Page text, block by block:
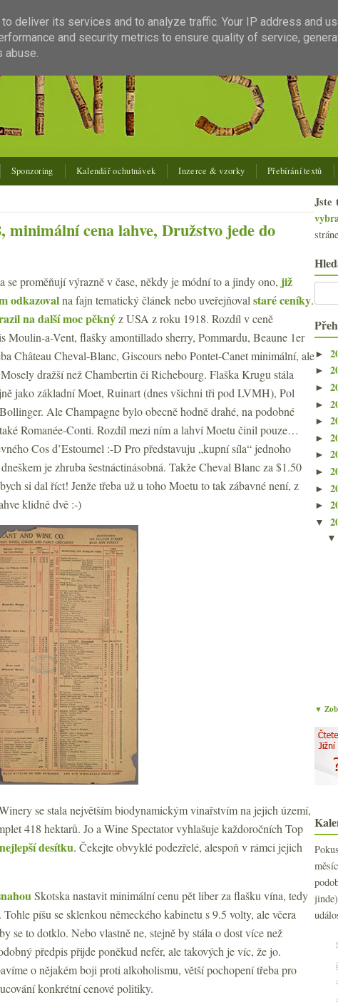
Sponzoring Kalendář ochutnávek Inzerce & vzorky Přebírání textů
minimální cena lahve, Družstvo jede do
se proměňují výrazně v čase, někdy je módní to a jindy ono, již
odkazovalna fajn tematický článek nebo uveřejňoval staré ceníky.
na další moc pěknýz USA z roku 1918. Rozdíl v ceně
Moulin-a-Vent, flašky amontillado sherry, Pommardu, Beaune 1er
Château Cheval-Blanc, Giscours nebo Pontet-Canet minimální, ale
dražší než Chambertin či Richebourg. Flaška Krugu stála
jako základní Moet, Ruinart (dnes všichni tři pod LVMH), Pol
Ale Champagne bylo obecně hodně drahé, na podobné
Romanée-Conti. Rozdíl mezi ním a lahví Moetu činil pouze…
Cos d’Estournel :-D Pro představuju „kupní síla“ jednoho
je zhruba šestnáctinásobná. Takže Cheval Blanc za $1.50
si dal říct! Jenže třeba už u toho Moetu to tak zábavné není, z
klidně dvě :-)
se stala největším biodynamickým vinařstvím na jejich území,
418 hektarů. Jo a Wine Spectator vyhlašuje každoročních Top
desítku. Čekejte obvyklé podezřelé, alespoň v rámci jejich
Skotska nastavit minimální cenu pět liber za flašku vína, tedy
píšu se sklenkou německého kabinetu s 9.5 volty, ale včera
se to dotklo. Nebo vlastně ne, stejně by stála o dost více než
předpis přijde poněkud nefér, ale takových je víc, že jo.
o nějakém boji proti alkoholismu, větší pochopení třeba pro
konkrétní cenové politiky.
Jste
►
►
►
►
►
►
►
►
►
►
▼
▼
deliver its services and to analyze traffic. Your IP address and
and security metrics to ensure quality of service,
abuse.